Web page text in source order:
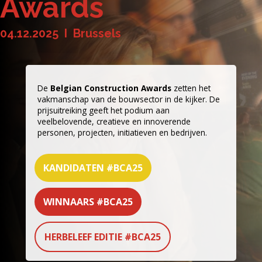
Awards
04.12.2025 I Brussels
De Belgian Construction Awards zetten het
vakmanschap van de bouwsector in de kijker. De
prijsuitreiking geeft het podium aan
veelbelovende, creatieve en innoverende
personen, projecten, initiatieven en bedrijven.
KANDIDATEN #BCA25
WINNAARS #BCA25
HERBELEEF EDITIE #BCA25